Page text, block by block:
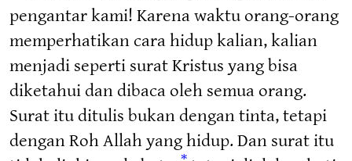
pengantar kami! Karena waktu orang-orang
memperhatikan cara hidup kalian, kalian
menjadi seperti surat Kristus yang bisa
diketahui dan dibaca oleh semua orang.
Surat itu ditulis bukan dengan tinta, tetapi
dengan Roh Allah yang hidup. Dan surat itu